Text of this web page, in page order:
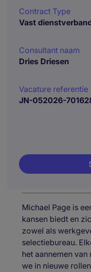
Contract Type
Vast
Consultant naam
Dries Driesen
Vacature referentie
JN-052026-
Michael Page is
kansen biedt en
zowel als
selectiebureau.
het aannemen
we in nieuwe